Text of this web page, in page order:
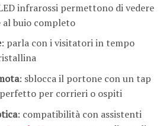
infrarossi permettono di vedere
al buio completo
: parla con i visitatori in tempo
: sblocca il portone con un tap
per corrieri o ospiti
: compatibilità con assistenti